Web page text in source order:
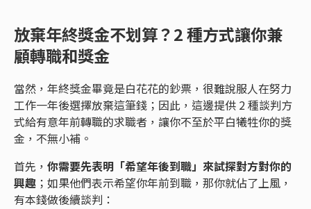
放棄年終獎金不划算？2 種方式讓你兼
顧轉職和獎金
當然，年終獎金畢竟是白花花的鈔票，很難說服人在努力
工作一年後選擇放棄這筆錢；因此，這邊提供 2 種談判方
式給有意年前轉職的求職者，讓你不至於平白犧牲你的獎
金，不無小補。
首先， 你需要先表明「希望年後到職」來試探對方對你的
興趣 ；如果他們表示希望你年前到職，那你就佔了上風，
有本錢做後續談判：